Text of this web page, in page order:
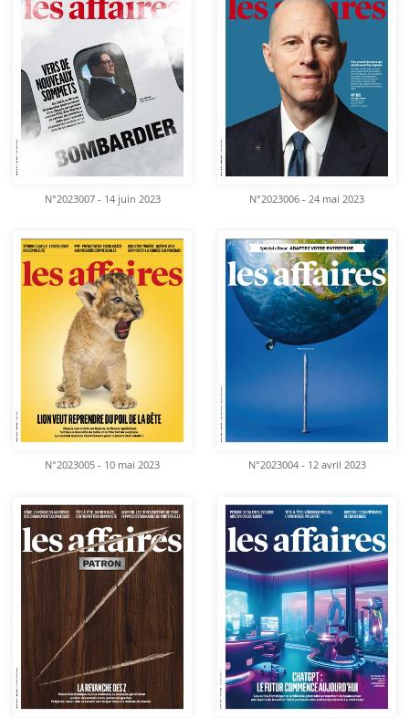
N°2023007 - 14 juin 2023 N°2023006 - 24 mai 2023
N°2023005 - 10 mai 2023 N°2023004 - 12 avril 2023